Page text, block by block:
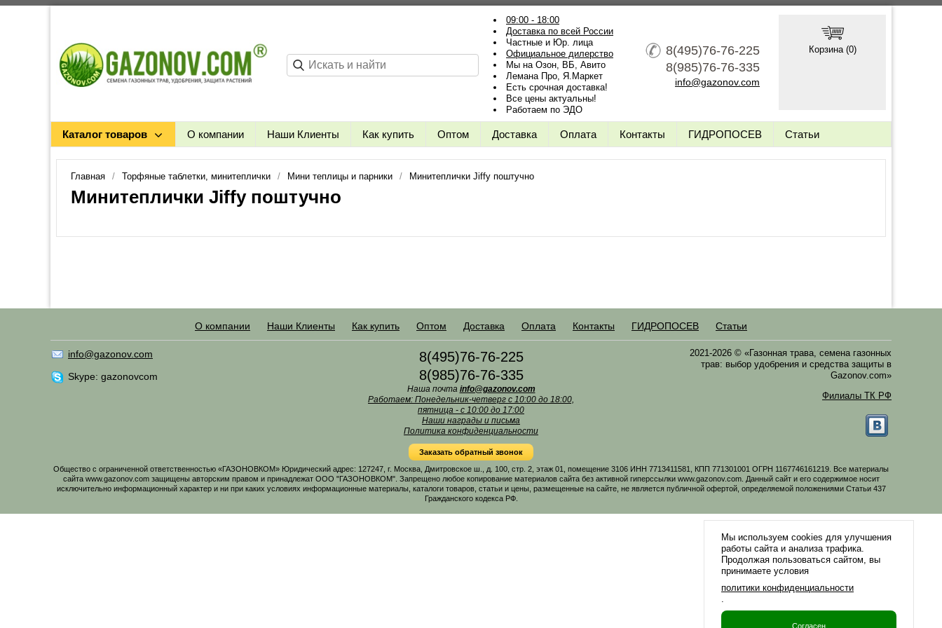
09:00 - 18:00
Доставка по всей России
Частные и Юр. лица
Официальное дилерство
Мы на Озон, ВБ, Авито
Лемана Про, Я.Маркет
Есть срочная доставка!
Все цены актуальны!
Работаем по ЭДО
8(495)76-76-225
8(985)76-76-335
info@gazonov.com
Корзина (0)
Каталог товаров О компании Наши Клиенты Как купить Оптом Доставка Оплата Контакты ГИДРОПОСЕВ Статьи
Главная Торфяные таблетки, минитеплички Мини теплицы и парники Минитеплички Jiffy поштучно
Минитеплички Jiffy поштучно
О компании Наши Клиенты Как купить Оптом Доставка Оплата Контакты ГИДРОПОСЕВ Статьи
info@gazonov.com
Skype: gazonovcom
2021-2026 © «Газонная трава, семена газонных
трав: выбор удобрения и средства защиты в
Gazonov.com»
Филиалы ТК РФ
8(495)76-76-225
8(985)76-76-335
Наша почта info@gazonov.com
Работаем: Понедельник-четверг с 10:00 до 18:00,
пятница - с 10:00 до 17:00
Наши награды и письма
Политика конфиденциальности
Заказать обратный звонок
Общество с ограниченной ответственностью «ГАЗОНОВКОМ» Юридический адрес: 127247, г. Москва, Дмитровское ш., д. 100, стр. 2, этаж 01, помещение 3106 ИНН 7713411581, КПП 771301001 ОГРН 1167746161219. Все материалы
сайта www.gazonov.com защищены авторским правом и принадлежат ООО "ГАЗОНОВКОМ". Запрещено любое копирование материалов сайта без активной гиперссылки www.gazonov.com. Данный сайт и его содержимое носит
исключительно информационный характер и ни при каких условиях информационные материалы, каталоги товаров, статьи и цены, размещенные на сайте, не является публичной офертой, определяемой положениями Статьи 437
Гражданского кодекса РФ.
Мы используем cookies для улучшения
работы сайта и анализа трафика.
Продолжая пользоваться сайтом, вы
принимаете условия
политики конфиденциальности
.
Согласен